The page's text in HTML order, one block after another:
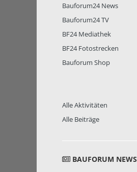
Bauforum24 News
Bauforum24 TV
BF24 Mediathek
BF24 Fotostrecken
Bauforum Shop
Alle Aktivitäten
Alle Beiträge
BAUFORUM NEWS